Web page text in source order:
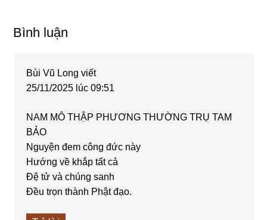
Reader
Bình luận
Bùi Vũ Long viết
25/11/2025 lúc 09:51
NAM MÔ THẬP PHƯƠNG THƯỜNG TRỤ TAM
BẢO
Nguyện đem công đức này
Hướng về khắp tất cả
Đệ tử và chúng sanh
Đều trọn thành Phật đạo.